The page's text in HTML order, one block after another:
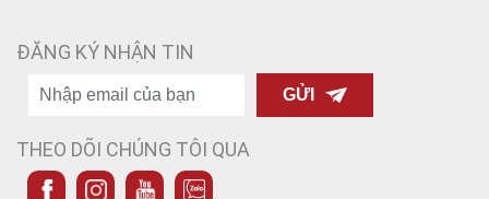
ĐĂNG KÝ NHẬN TIN
GỬI
THEO DÕI CHÚNG TÔI QUA